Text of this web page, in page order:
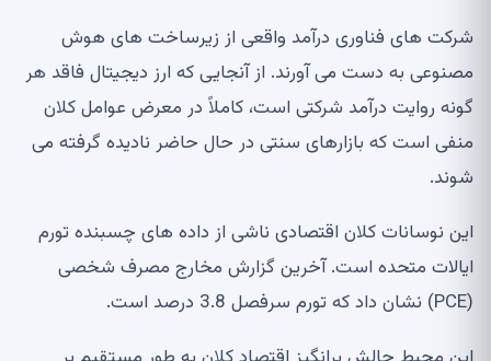
شرکت های فناوری درآمد واقعی از زیرساخت های هوش
مصنوعی به دست می آورند. از آنجایی که ارز دیجیتال فاقد هر
گونه روایت درآمد شرکتی است، کاملاً در معرض عوامل کلان
منفی است که بازارهای سنتی در حال حاضر نادیده گرفته می
شوند.
این نوسانات کلان اقتصادی ناشی از داده های چسبنده تورم
ایالات متحده است. آخرین گزارش مخارج مصرف شخصی
(PCE) نشان داد که تورم سرفصل 3.8 درصد است.